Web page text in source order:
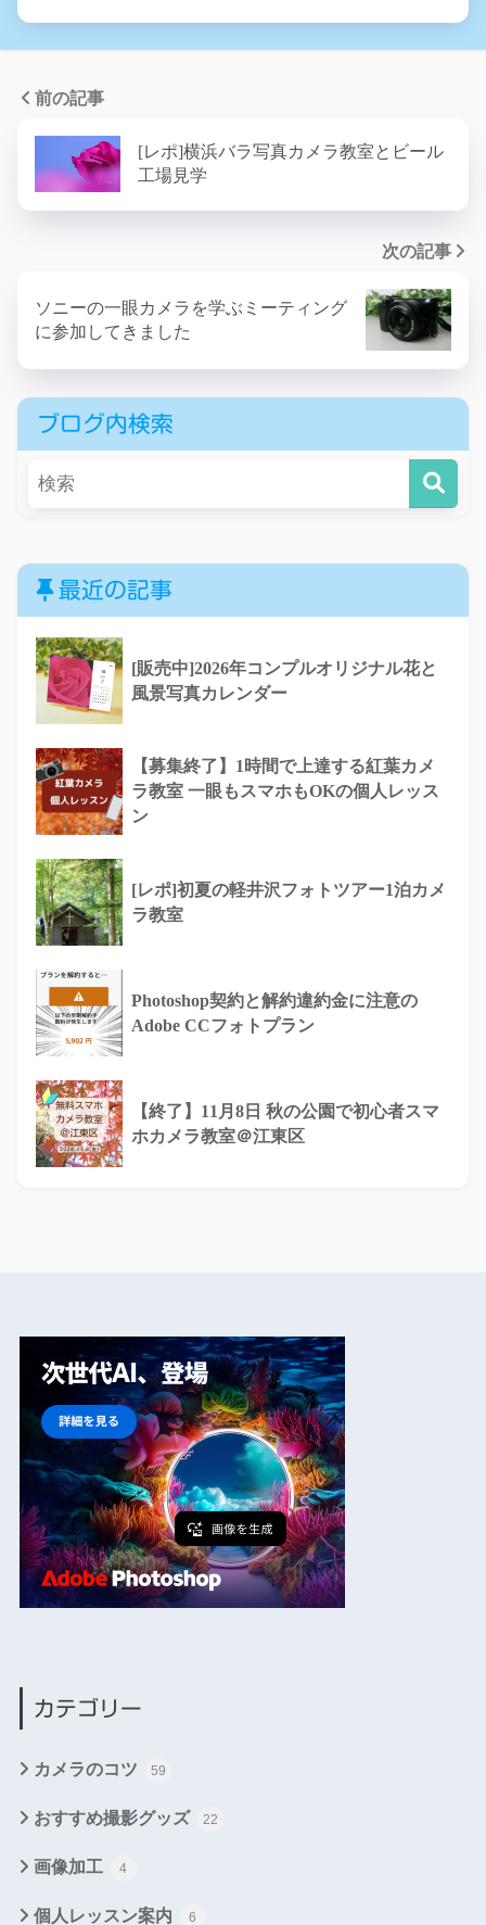
前の記事
[レポ]横浜バラ写真カメラ教室とビール
工場見学
次の記事
ソニーの一眼カメラを学ぶミーティング
に参加してきました
ブログ内検索
最近の記事
[販売中]2026年コンプルオリジナル花と
風景写真カレンダー
【募集終了】1時間で上達する紅葉カメ
ラ教室 一眼もスマホもOKの個人レッス
ン
[レポ]初夏の軽井沢フォトツアー1泊カメ
ラ教室
Photoshop契約と解約違約金に注意の
Adobe CCフォトプラン
【終了】11月8日 秋の公園で初心者スマ
ホカメラ教室＠江東区
カテゴリー
カメラのコツ 59
おすすめ撮影グッズ 22
画像加工 4
個人レッスン案内 6